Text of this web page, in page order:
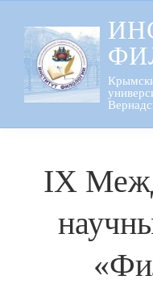
содержанию
IX